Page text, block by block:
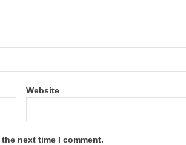
Website
next time I comment.